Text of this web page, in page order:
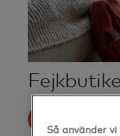
Så använder vi